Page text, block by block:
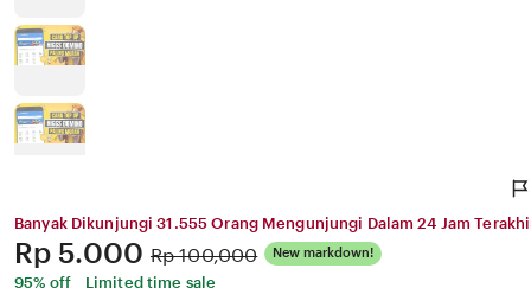
Banyak Dikunjungi 31.555 Orang Mengunjungi Dalam 24 Jam
Price:
Rp 5.000 Original
Price:
Rp 100,000 New markdown!
95% off
Limited time sale